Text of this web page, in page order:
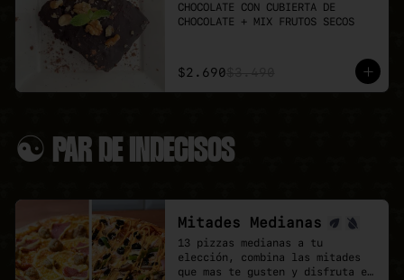
VIE 07: Chowmein Tofu verduras
CHOCOLATE CON CUBIERTA DE
CHOCOLATE + MIX FRUTOS SECOS
$2.690
☯ PAR DE INDECISOS
Mitades Medianas
13 pizzas medianas a tu
elección, combina las mitades
que mas te gusten y disfruta el